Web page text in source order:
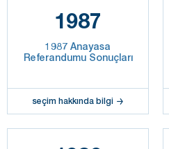
1987
1987 Anayasa
Referandumu Sonuçları
seçim hakkında bilgi